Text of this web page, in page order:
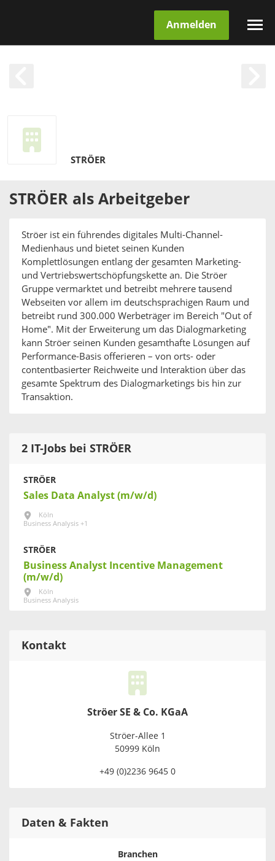
Anmelden
STRÖER
STRÖER als Arbeitgeber
Ströer ist ein führendes digitales Multi-Channel-
Medienhaus und bietet seinen Kunden
Komplettlösungen entlang der gesamten Marketing-
und Vertriebswertschöpfungskette an. Die Ströer
Gruppe vermarktet und betreibt mehrere tausend
Webseiten vor allem im deutschsprachigen Raum und
betreibt rund 300.000 Werbeträger im Bereich "Out of
Home". Mit der Erweiterung um das Dialogmarketing
kann Ströer seinen Kunden gesamthafte Lösungen auf
Performance-Basis offerieren – von orts- oder
contentbasierter Reichweite und Interaktion über das
gesamte Spektrum des Dialogmarketings bis hin zur
Transaktion.
2 IT-Jobs bei STRÖER
STRÖER
Sales Data Analyst (m/w/d)
Köln
Business Analysis +1
STRÖER
Business Analyst Incentive Management
(m/w/d)
Köln
Business Analysis
Kontakt
Ströer SE & Co. KGaA
Ströer-Allee 1
50999 Köln
+49 (0)2236 9645 0
Daten & Fakten
Branchen